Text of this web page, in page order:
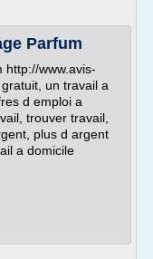
Parfum
http://www.avis-
un travail a
d emploi a
trouver travail,
plus d argent
a domicile